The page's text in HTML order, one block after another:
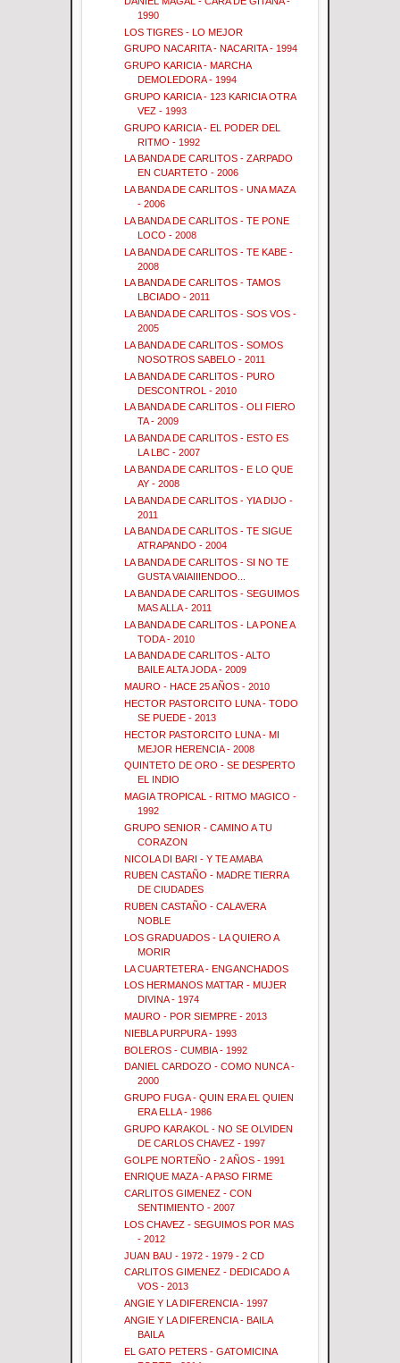
1990
LOS TIGRES - LO MEJOR
GRUPO NACARITA - NACARITA - 1994
GRUPO KARICIA - MARCHA
DEMOLEDORA - 1994
GRUPO KARICIA - 123 KARICIA OTRA
VEZ - 1993
GRUPO KARICIA - EL PODER DEL
RITMO - 1992
LA BANDA DE CARLITOS - ZARPADO
EN CUARTETO - 2006
LA BANDA DE CARLITOS - UNA MAZA
- 2006
LA BANDA DE CARLITOS - TE PONE
LOCO - 2008
LA BANDA DE CARLITOS - TE KABE -
2008
LA BANDA DE CARLITOS - TAMOS
LBCIADO - 2011
LA BANDA DE CARLITOS - SOS VOS -
2005
LA BANDA DE CARLITOS - SOMOS
NOSOTROS SABELO - 2011
LA BANDA DE CARLITOS - PURO
DESCONTROL - 2010
LA BANDA DE CARLITOS - OLI FIERO
TA - 2009
LA BANDA DE CARLITOS - ESTO ES
LA LBC - 2007
LA BANDA DE CARLITOS - E LO QUE
AY - 2008
LA BANDA DE CARLITOS - YIA DIJO -
2011
LA BANDA DE CARLITOS - TE SIGUE
ATRAPANDO - 2004
LA BANDA DE CARLITOS - SI NO TE
GUSTA VAIAIIIENDOO...
LA BANDA DE CARLITOS - SEGUIMOS
MAS ALLA - 2011
LA BANDA DE CARLITOS - LA PONE A
TODA - 2010
LA BANDA DE CARLITOS - ALTO
BAILE ALTA JODA - 2009
MAURO - HACE 25 AÑOS - 2010
HECTOR PASTORCITO LUNA - TODO
SE PUEDE - 2013
HECTOR PASTORCITO LUNA - MI
MEJOR HERENCIA - 2008
QUINTETO DE ORO - SE DESPERTO
EL INDIO
MAGIA TROPICAL - RITMO MAGICO -
1992
GRUPO SENIOR - CAMINO A TU
CORAZON
NICOLA DI BARI - Y TE AMABA
RUBEN CASTAÑO - MADRE TIERRA
DE CIUDADES
RUBEN CASTAÑO - CALAVERA
NOBLE
LOS GRADUADOS - LA QUIERO A
MORIR
LA CUARTETERA - ENGANCHADOS
LOS HERMANOS MATTAR - MUJER
DIVINA - 1974
MAURO - POR SIEMPRE - 2013
NIEBLA PURPURA - 1993
BOLEROS - CUMBIA - 1992
DANIEL CARDOZO - COMO NUNCA -
2000
GRUPO FUGA - QUIN ERA EL QUIEN
ERA ELLA - 1986
GRUPO KARAKOL - NO SE OLVIDEN
DE CARLOS CHAVEZ - 1997
GOLPE NORTEÑO - 2 AÑOS - 1991
ENRIQUE MAZA - A PASO FIRME
CARLITOS GIMENEZ - CON
SENTIMIENTO - 2007
LOS CHAVEZ - SEGUIMOS POR MAS
- 2012
JUAN BAU - 1972 - 1979 - 2 CD
CARLITOS GIMENEZ - DEDICADO A
VOS - 2013
ANGIE Y LA DIFERENCIA - 1997
ANGIE Y LA DIFERENCIA - BAILA
BAILA
EL GATO PETERS - GATOMICINA